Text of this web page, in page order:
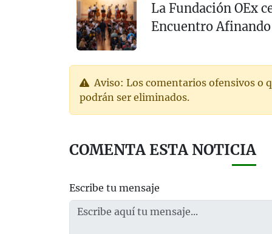
La Fundación OEx
Encuentro
Aviso: Los comentarios ofensivos o
podrán ser eliminados.
COMENTA ESTA NOTICIA
Escribe tu mensaje